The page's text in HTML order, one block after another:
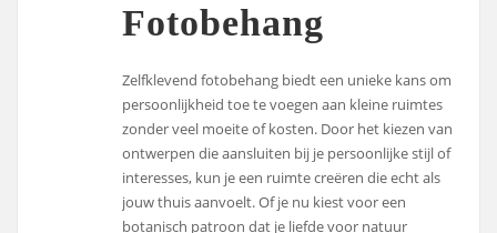
Fotobehang
Zelfklevend fotobehang biedt een unieke kans om
persoonlijkheid toe te voegen aan kleine ruimtes
zonder veel moeite of kosten. Door het kiezen van
ontwerpen die aansluiten bij je persoonlijke stijl of
interesses, kun je een ruimte creëren die echt als
jouw thuis aanvoelt. Of je nu kiest voor een
botanisch patroon dat je liefde voor natuur